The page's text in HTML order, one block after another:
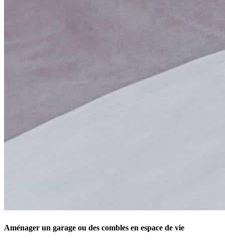
Aménager un garage ou des combles en espace de vie